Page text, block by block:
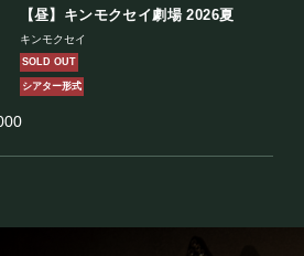
【昼】キンモクセイ劇場 2026夏
キンモクセイ
SOLD OUT
シアター形式